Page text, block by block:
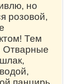
но
розовой,
Тем
Отварные